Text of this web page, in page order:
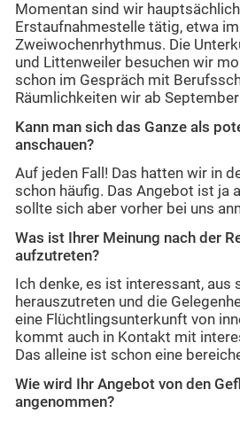
Momentan sind wir
Erstaufnahmestelle tätig, etwa im
Zweiwochenrhythmus. Die
und Littenweiler besuchen wir
schon im Gespräch mit
Räumlichkeiten wir ab
Kann man sich das Ganze als
anschauen?
Auf jeden Fall! Das hatten wir in
schon häufig. Das Angebot ist ja
sollte sich aber vorher bei uns
Was ist Ihrer Meinung nach der
aufzutreten?
Ich denke, es ist interessant, aus
herauszutreten und die
eine Flüchtlingsunterkunft von
kommt auch in Kontakt mit
Das alleine ist schon eine
Wie wird Ihr Angebot von den
angenommen?